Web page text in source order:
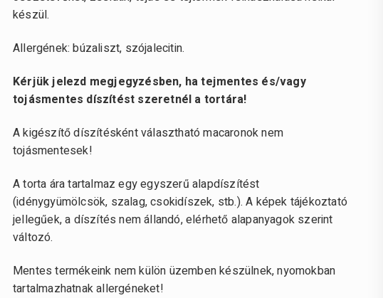
készül.
Allergének: búzaliszt, szójalecitin.
Kérjük jelezd megjegyzésben, ha tejmentes és/vagy
tojásmentes díszítést szeretnél a tortára!
A kigészítő díszítésként választható macaronok nem
tojásmentesek!
A torta ára tartalmaz egy egyszerű alapdíszítést
(idénygyümölcsök, szalag, csokidíszek, stb.). A képek tájékoztató
jellegűek, a díszítés nem állandó, elérhető alapanyagok szerint
változó.
Mentes termékeink nem külön üzemben készülnek, nyomokban
tartalmazhatnak allergéneket!